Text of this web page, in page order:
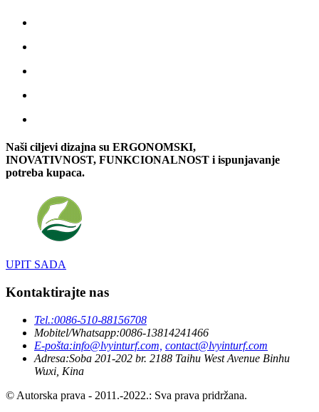
Naši ciljevi dizajna su ERGONOMSKI,
INOVATIVNOST, FUNKCIONALNOST i ispunjavanje
potreba kupaca.
UPIT SADA
Kontaktirajte nas
Tel.:0086-510-88156708
Mobitel/Whatsapp:0086-13814241466
E-pošta:info@lvyinturf.com, contact@lvyinturf.com
Adresa:Soba 201-202 br. 2188 Taihu West Avenue Binhu
Wuxi, Kina
© Autorska prava - 2011.-2022.: Sva prava pridržana.